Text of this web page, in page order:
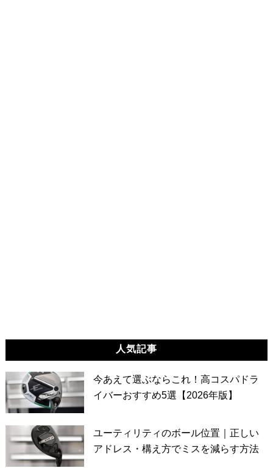
人気記事
今あえて選ぶならこれ！高コスパドラ
イバーおすすめ5選【2026年版】
ユーティリティのボール位置｜正しい
アドレス・構え方でミスを減らす方法